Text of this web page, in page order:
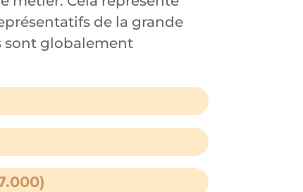
de la grande
sont globalement